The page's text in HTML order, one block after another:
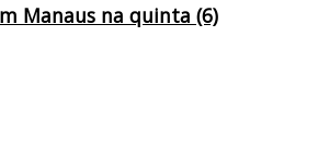
Manaus na quinta (6)